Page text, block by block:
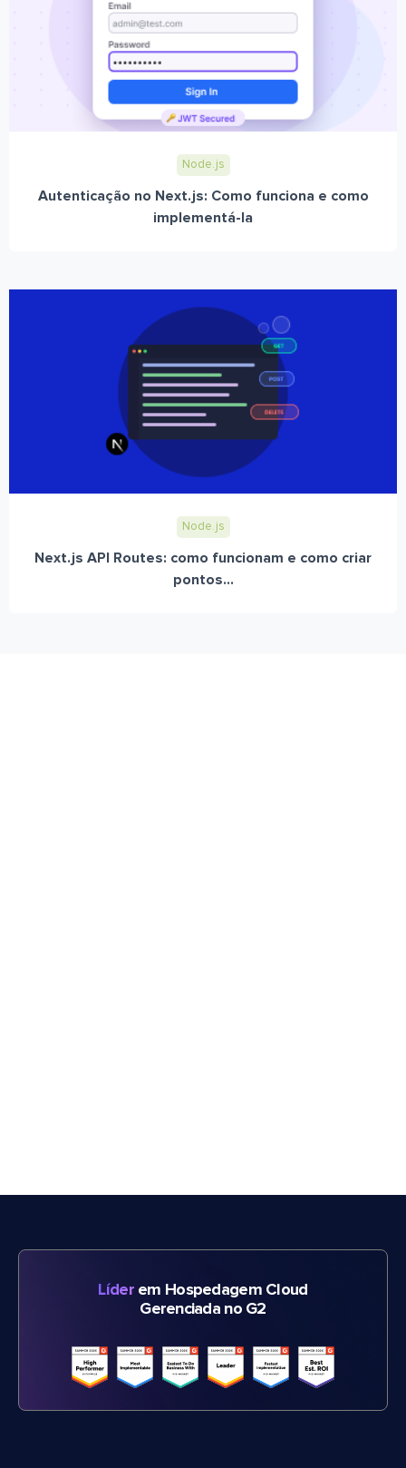
Node.js
Autenticação no Next.js: Como funciona e como
implementá-la
Node.js
Next.js API Routes: como funcionam e como criar
pontos...
Líderem Hospedagem Cloud
Gerenciada no G2